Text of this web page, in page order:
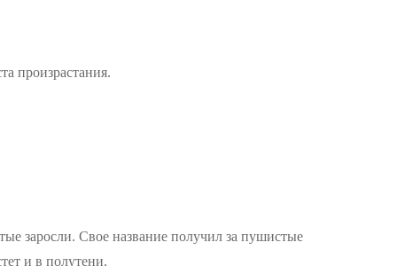
произрастания.
заросли. Свое название получил за пушистые
и в полутени.